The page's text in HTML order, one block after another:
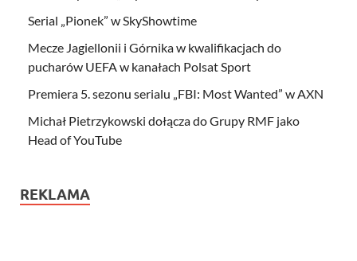
Serial „Pionek” w SkyShowtime
Mecze Jagiellonii i Górnika w kwalifikacjach do
pucharów UEFA w kanałach Polsat Sport
Premiera 5. sezonu serialu „FBI: Most Wanted” w AXN
Michał Pietrzykowski dołącza do Grupy RMF jako
Head of YouTube
REKLAMA